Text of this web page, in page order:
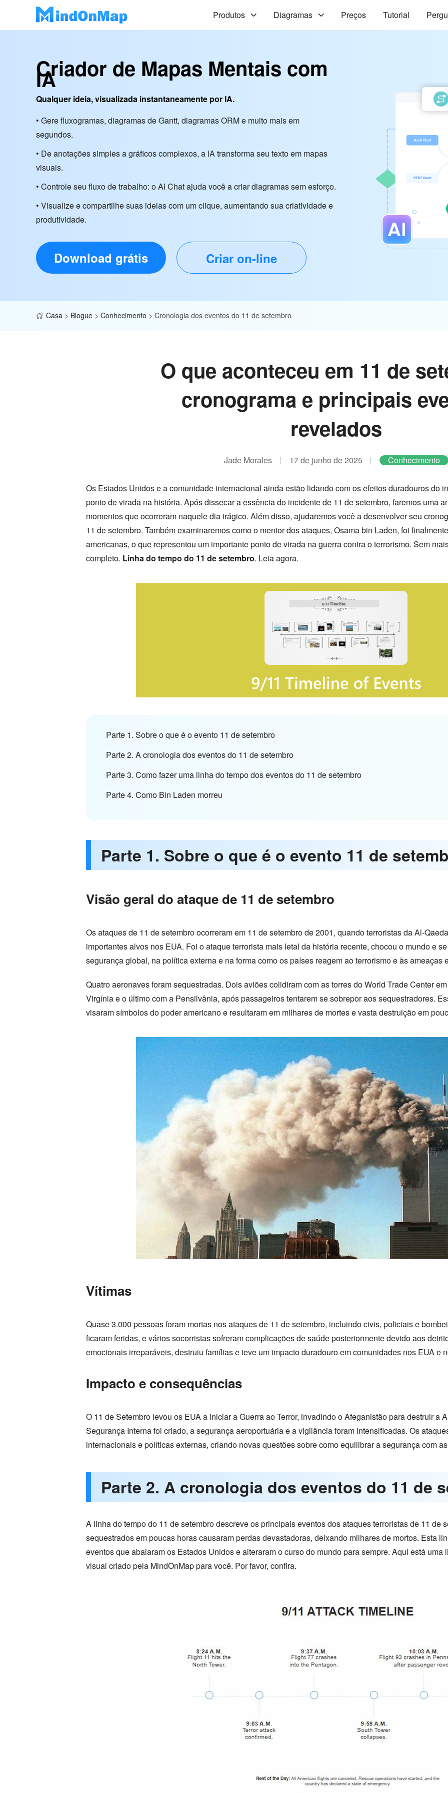
Produtos Diagramas Preços Tutorial
Criador de Mapas Mentais com
IA
Qualquer ideia, visualizada instantaneamente por IA.
• Gere fluxogramas, diagramas de Gantt, diagramas ORM e muito mais em
segundos.
• De anotações simples a gráficos complexos, a IA transforma seu texto em mapas
visuais.
• Controle seu fluxo de trabalho: o AI Chat ajuda você a criar diagramas sem esforço.
• Visualize e compartilhe suas ideias com um clique, aumentando sua criatividade e
produtividade.
Download grátis Criar on-line
Casa > Blogue > Conhecimento > Cronologia dos eventos do 11 de setembro
O que aconteceu em 11 de
cronograma e principais
revelados
Jade Morales 17 de junho de 2025 Conhecimento
Os Estados Unidos e a comunidade internacional ainda estão lidando com os efeitos duradouros do
ponto de virada na história. Após dissecar a essência do incidente de 11 de setembro, faremos uma
momentos que ocorreram naquele dia trágico. Além disso, ajudaremos você a desenvolver seu
11 de setembro. Também examinaremos como o mentor dos ataques, Osama bin Laden, foi
americanas, o que representou um importante ponto de virada na guerra contra o terrorismo. Sem
completo. Linha do tempo do 11 de setembro. Leia agora.
Parte 1. Sobre o que é o evento 11 de setembro
Parte 2. A cronologia dos eventos do 11 de setembro
Parte 3. Como fazer uma linha do tempo dos eventos do 11 de setembro
Parte 4. Como Bin Laden morreu
Parte 1. Sobre o que é o evento 11 de
Visão geral do ataque de 11 de setembro
Os ataques de 11 de setembro ocorreram em 11 de setembro de 2001, quando terroristas da Al-
importantes alvos nos EUA. Foi o ataque terrorista mais letal da história recente, chocou o mundo e
segurança global, na política externa e na forma como os países reagem ao terrorismo e às ameaças
Quatro aeronaves foram sequestradas. Dois aviões colidiram com as torres do World Trade Center
Virgínia e o último com a Pensilvânia, após passageiros tentarem se sobrepor aos sequestradores.
visaram símbolos do poder americano e resultaram em milhares de mortes e vasta destruição em
Vítimas
Quase 3.000 pessoas foram mortas nos ataques de 11 de setembro, incluindo civis, policiais e
ficaram feridas, e vários socorristas sofreram complicações de saúde posteriormente devido aos
emocionais irreparáveis, destruiu famílias e teve um impacto duradouro em comunidades nos EUA e
Impacto e consequências
O 11 de Setembro levou os EUA a iniciar a Guerra ao Terror, invadindo o Afeganistão para destruir a
Segurança Interna foi criado, a segurança aeroportuária e a vigilância foram intensificadas. Os
internacionais e políticas externas, criando novas questões sobre como equilibrar a segurança com
Parte 2. A cronologia dos eventos do 11 de
A linha do tempo do 11 de setembro descreve os principais eventos dos ataques terroristas de 11 de
sequestrados em poucas horas causaram perdas devastadoras, deixando milhares de mortos. Esta
eventos que abalaram os Estados Unidos e alteraram o curso do mundo para sempre. Aqui está
visual criado pela MindOnMap para você. Por favor, confira.